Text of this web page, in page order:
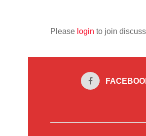
Please login to join